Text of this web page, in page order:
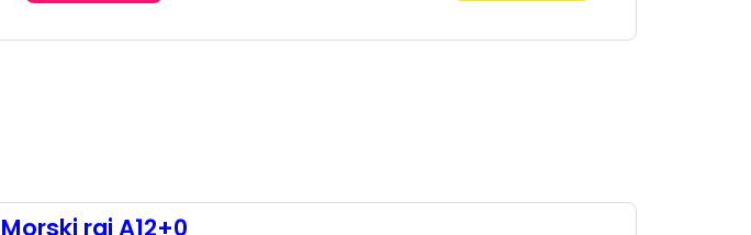
Morski raj A12+0